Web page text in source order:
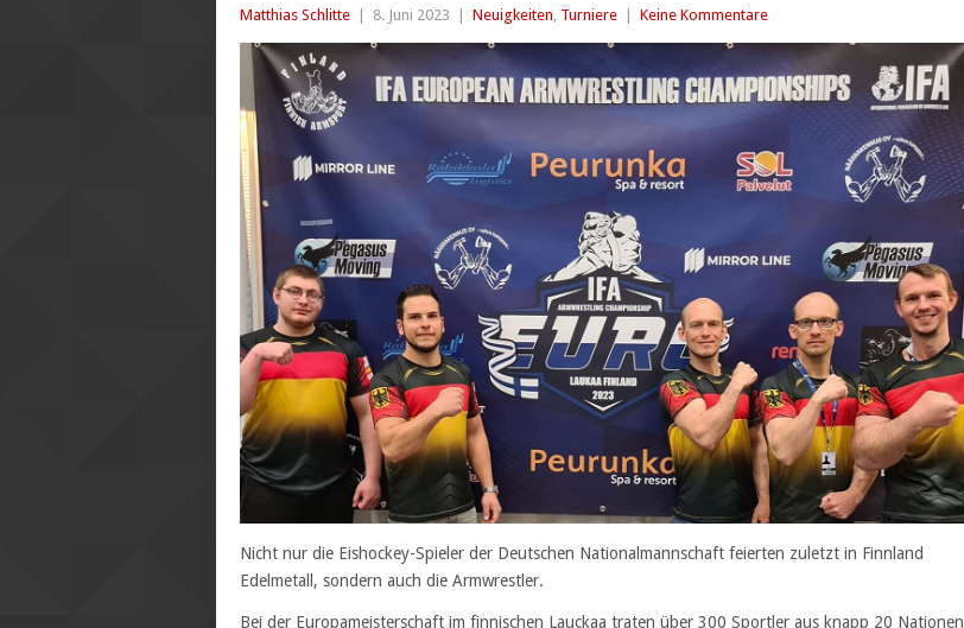
Matthias Schlitte 8. Juni 2023 Neuigkeiten, Turniere Keine Kommentare
Nicht nur die Eishockey-Spieler der Deutschen Nationalmannschaft feierten zuletzt in Finnland
Edelmetall, sondern auch die Armwrestler.
Bei der Europameisterschaft im finnischen Lauckaa traten über 300 Sportler aus knapp 20 Nationen